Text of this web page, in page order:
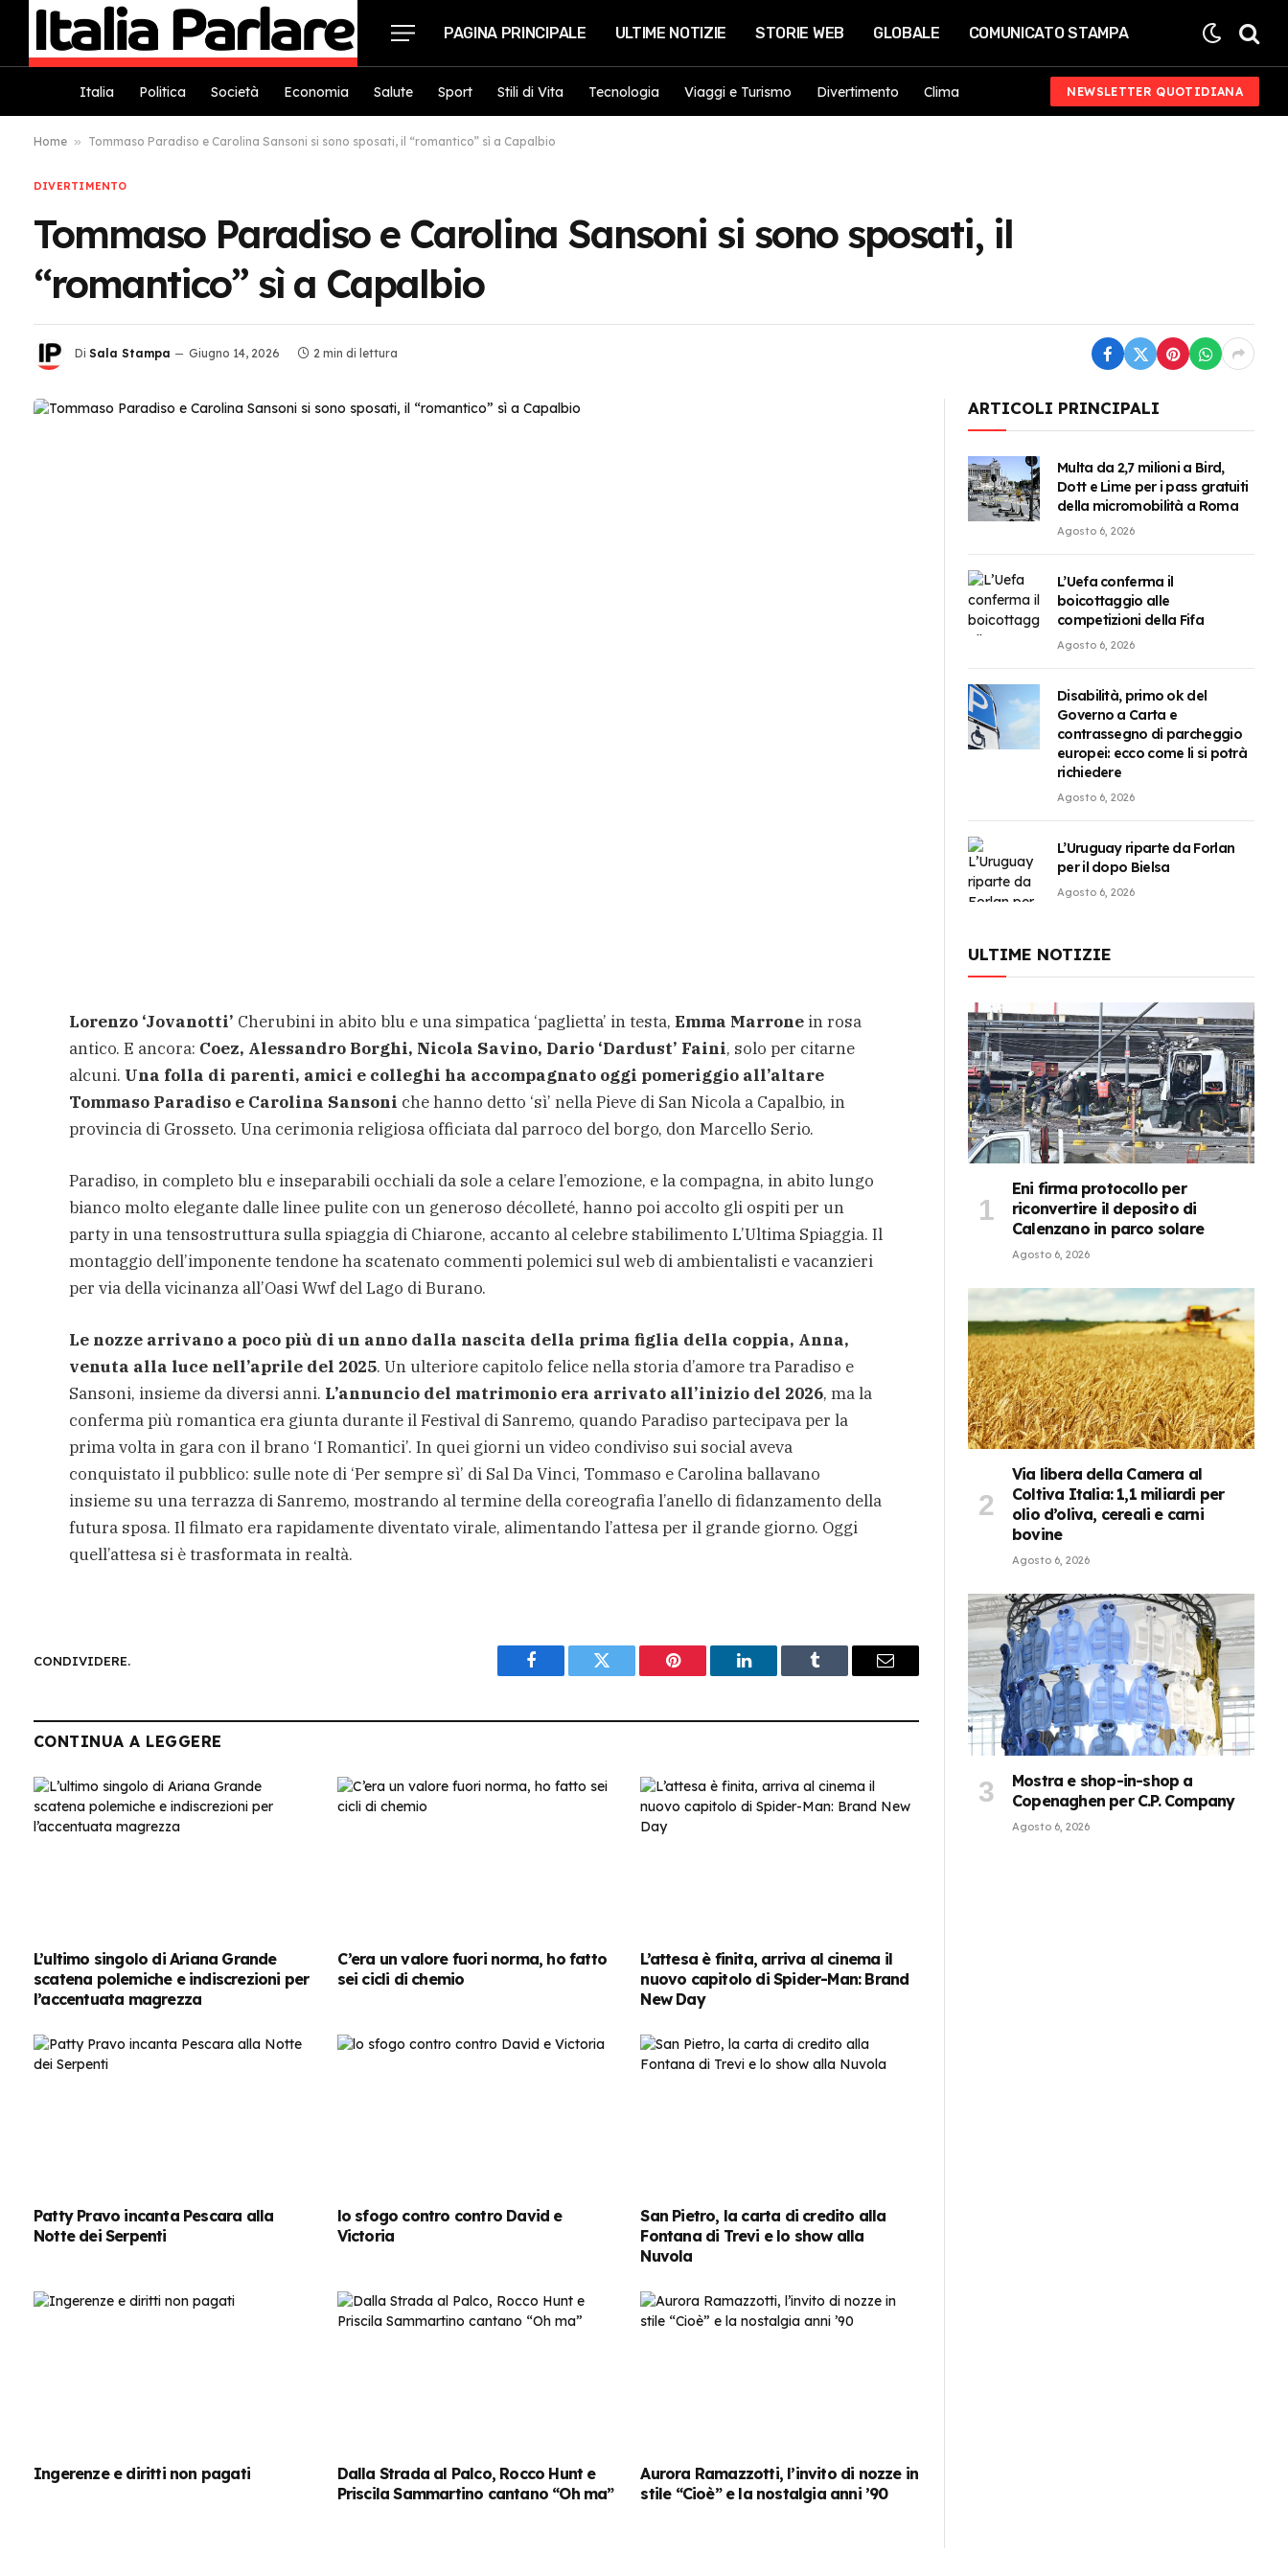
PAGINA PRINCIPALE ULTIME NOTIZIE STORIE WEB GLOBALE COMUNICATO STAMPA
Italia Politica Società Economia Salute Sport Stili di Vita Tecnologia Viaggi e Turismo Divertimento Clima NEWSLETTER QUOTIDIANA
Home » Tommaso Paradiso e Carolina Sansoni si sono sposati, il “romantico” sì a Capalbio
DIVERTIMENTO
Tommaso Paradiso e Carolina Sansoni si sono sposati, il
“romantico” sì a Capalbio
Di Sala Stampa Giugno 14, 2026 2 min di lettura
Lorenzo ‘Jovanotti’ Cherubini in abito blu e una simpatica ‘paglietta’ in testa, Emma Marrone in rosa
antico. E ancora: Coez, Alessandro Borghi, Nicola Savino, Dario ‘Dardust’ Faini, solo per citarne
alcuni. Una folla di parenti, amici e colleghi ha accompagnato oggi pomeriggio all’altare
Tommaso Paradiso e Carolina Sansoni che hanno detto ‘sì’ nella Pieve di San Nicola a Capalbio, in
provincia di Grosseto. Una cerimonia religiosa officiata dal parroco del borgo, don Marcello Serio.
Paradiso, in completo blu e inseparabili occhiali da sole a celare l’emozione, e la compagna, in abito lungo
bianco molto elegante dalle linee pulite con un generoso décolleté, hanno poi accolto gli ospiti per un
party in una tensostruttura sulla spiaggia di Chiarone, accanto al celebre stabilimento L’Ultima Spiaggia. Il
montaggio dell’imponente tendone ha scatenato commenti polemici sul web di ambientalisti e vacanzieri
per via della vicinanza all’Oasi Wwf del Lago di Burano.
Le nozze arrivano a poco più di un anno dalla nascita della prima figlia della coppia, Anna,
venuta alla luce nell’aprile del 2025. Un ulteriore capitolo felice nella storia d’amore tra Paradiso e
Sansoni, insieme da diversi anni. L’annuncio del matrimonio era arrivato all’inizio del 2026, ma la
conferma più romantica era giunta durante il Festival di Sanremo, quando Paradiso partecipava per la
prima volta in gara con il brano ‘I Romantici’. In quei giorni un video condiviso sui social aveva
conquistato il pubblico: sulle note di ‘Per sempre sì’ di Sal Da Vinci, Tommaso e Carolina ballavano
insieme su una terrazza di Sanremo, mostrando al termine della coreografia l’anello di fidanzamento della
futura sposa. Il filmato era rapidamente diventato virale, alimentando l’attesa per il grande giorno. Oggi
quell’attesa si è trasformata in realtà.
CONDIVIDERE.
Facebook Twitter Pinterest LinkedIn Tumblr Email
CONTINUA A LEGGERE
L’ultimo singolo di Ariana Grande
scatena polemiche e indiscrezioni per
l’accentuata magrezza
C’era un valore fuori norma, ho fatto
sei cicli di chemio
L’attesa è finita, arriva al cinema il
nuovo capitolo di Spider-Man: Brand
New Day
Patty Pravo incanta Pescara alla
Notte dei Serpenti
lo sfogo contro contro David e
Victoria
San Pietro, la carta di credito alla
Fontana di Trevi e lo show alla
Nuvola
Ingerenze e diritti non pagati
Dalla Strada al Palco, Rocco Hunt e
Priscila Sammartino cantano “Oh ma”
Aurora Ramazzotti, l’invito di nozze in
stile “Cioè” e la nostalgia anni ’90
ARTICOLI PRINCIPALI
Multa da 2,7 milioni a Bird,
Dott e Lime per i pass gratuiti
della micromobilità a Roma
Agosto 6, 2026
L’Uefa conferma il
boicottaggio alle
competizioni della Fifa
Agosto 6, 2026
Disabilità, primo ok del
Governo a Carta e
contrassegno di parcheggio
europei: ecco come li si potrà
richiedere
Agosto 6, 2026
L’Uruguay riparte da Forlan
per il dopo Bielsa
Agosto 6, 2026
ULTIME NOTIZIE
Eni firma protocollo per
riconvertire il deposito di
Calenzano in parco solare
Agosto 6, 2026
Via libera della Camera al
Coltiva Italia: 1,1 miliardi per
olio d’oliva, cereali e carni
bovine
Agosto 6, 2026
Mostra e shop-in-shop a
Copenaghen per C.P. Company
Agosto 6, 2026